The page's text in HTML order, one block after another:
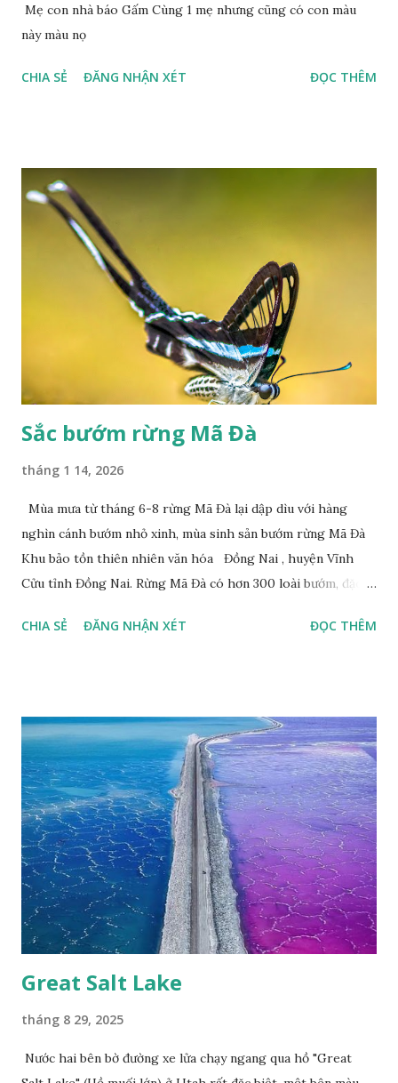
Mẹ con nhà báo Gấm Cùng 1 mẹ nhưng cũng có con màu
này màu nọ
CHIA SẺ ĐĂNG NHẬN XÉT ĐỌC THÊM
Sắc bướm rừng Mã Đà
tháng 1 14, 2026
Mùa mưa từ tháng 6-8 rừng Mã Đà lại dập dìu với hàng
nghìn cánh bướm nhỏ xinh, mùa sinh sản bướm rừng Mã Đà
Khu bảo tồn thiên nhiên văn hóa Đồng Nai , huyện Vĩnh
Cửu tỉnh Đồng Nai. Rừng Mã Đà có hơn 300 loài bướm, đặc
đuôi trắng (Lamproptera curius) đặc trưng là cái đuôi dài
Happy Việt Nam 2024 Vietnam.vn
CHIA SẺ ĐĂNG NHẬN XÉT ĐỌC THÊM
Great Salt Lake
tháng 8 29, 2025
Nước hai bên bờ đường xe lửa chạy ngang qua hồ "Great